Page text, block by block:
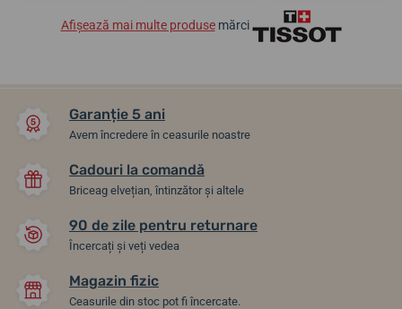
Afișează mai multe produsemărci
Garanție 5 ani
Avem încredere în ceasurile noastre
Cadouri la comandă
Briceag elvețian, întinzător și altele
90 de zile pentru returnare
Încercați și veți vedea
Magazin fizic
Ceasurile din stoc pot fi încercate.